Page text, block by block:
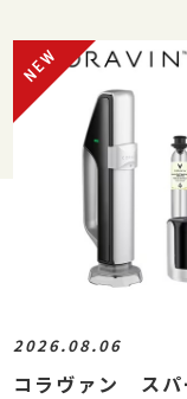
2026.08.06
コラヴァン スパ